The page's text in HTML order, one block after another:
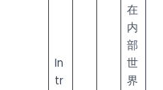
In
tr
在
内
部
世
界